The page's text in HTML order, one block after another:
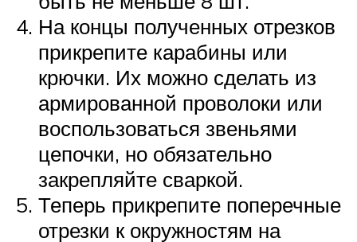
На концы полученных отрезков
прикрепите карабины или
крючки. Их можно сделать из
армированной проволоки или
воспользоваться звеньями
цепочки, но обязательно
закрепляйте сваркой.
Теперь прикрепите поперечные
отрезки к окружностям на